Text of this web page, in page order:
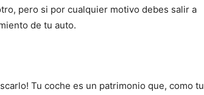
pero si por cualquier motivo debes salir a
de tu auto.
Tu coche es un patrimonio que, como tu